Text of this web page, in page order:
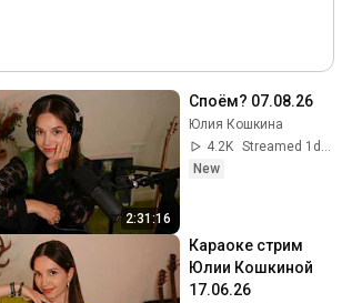
2:31:16
Споём? 07.08.26
Юлия Кошкина
4.2K
Streamed 1d ago
New
Караоке стрим
Юлии Кошкиной
17.06.26